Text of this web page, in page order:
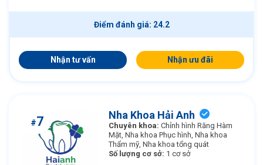
Điểm đánh giá: 24.2
Nhận tư vấn Nhận ưu đãi
#7 Nha Khoa Hải Anh
Chuyên khoa: Chỉnh hình Răng Hàm
Mặt, Nha khoa Phục hình, Nha khoa
Thẩm mỹ, Nha khoa tổng quát
Số lượng cơ sở: 1 cơ sở